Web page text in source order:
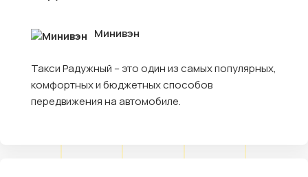
Минивэн
Такси Радужный – это один из самых популярных,
комфортных и бюджетных способов
передвижения на автомобиле.